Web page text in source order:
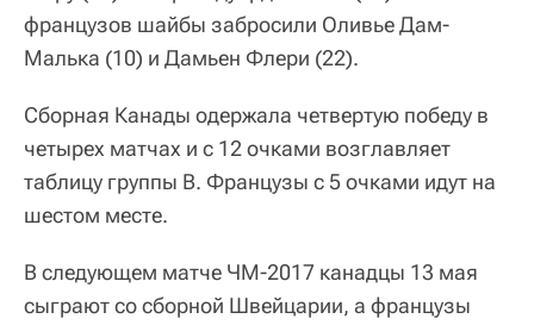
французов шайбы забросили Оливье Дам-
Малька (10) и Дамьен Флери (22).
Сборная Канады одержала четвертую победу в
четырех матчах и с 12 очками возглавляет
таблицу группы В. Французы с 5 очками идут на
шестом месте.
В следующем матче ЧМ-2017 канадцы 13 мая
сыграют со сборной Швейцарии, а французы